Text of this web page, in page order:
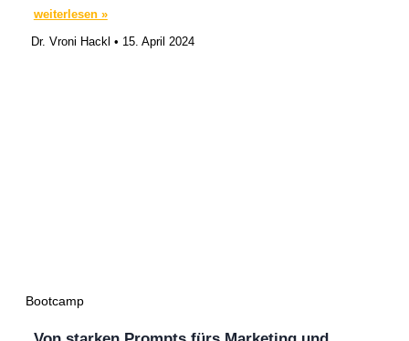
weiterlesen »
Dr. Vroni Hackl
15. April 2024
Bootcamp